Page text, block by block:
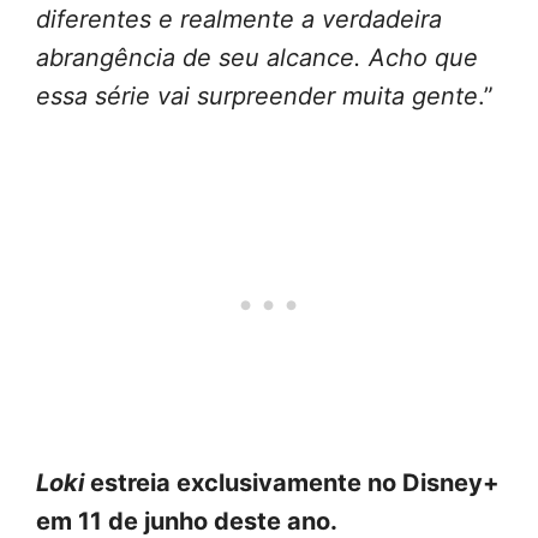
diferentes e realmente a verdadeira
abrangência de seu alcance. Acho que
essa série vai surpreender muita gente.”
Lokiestreia exclusivamente no Disney+
em 11 de junho deste ano.